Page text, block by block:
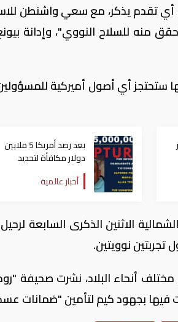
تقدم يذكر، مع سعي واشنطن
منه للسلاح النووي"، وإدانة
ستحتجز أي أصول أميركية
بعد رصد أمريكا 5 ملايين
دولار مكافأة لتحديد
مكانه.. المكسيك تعتقل
"بونشو"
أخبار عالمية
الاثنين الذكرى السابعة
تجربتين نوويتين.
أنحاء البلاد، نشرت صحيفة
فيها بجهود كيم لتأمين "ضمانات